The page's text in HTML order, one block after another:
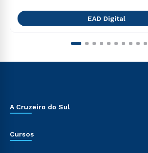
EAD Digital
A Cruzeiro do Sul
Cursos